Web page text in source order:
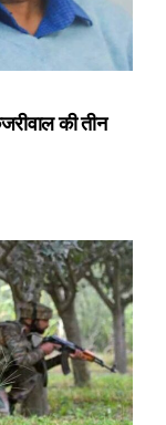
की तीन